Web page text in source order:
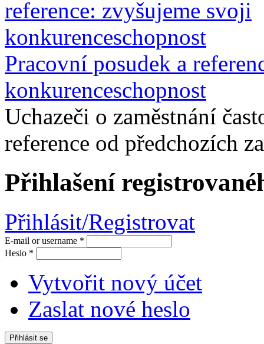
Pracovní posudek a
konkurenceschopnost
Uchazeči o zaměstnání
reference od předchozích
Přihlašení
Přihlásit/Registrovat
E-mail or username *
Heslo *
Vytvořit nový účet
Zaslat nové heslo